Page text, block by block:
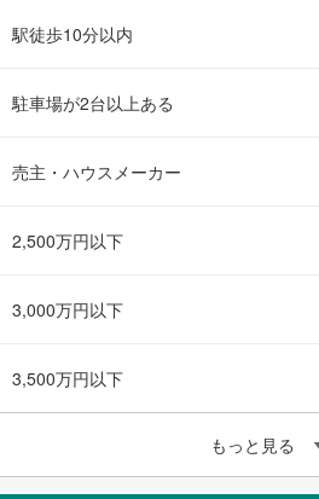
駅徒歩10分以内
駐車場が2台以上ある
売主・ハウスメーカー
2,500万円以下
3,000万円以下
3,500万円以下
もっと見る